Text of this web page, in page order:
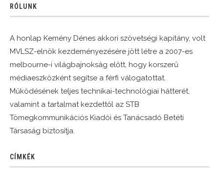
RÓLUNK
A honlap Kemény Dénes akkori szövetségi kapitány, volt
MVLSZ-elnök kezdeményezésére jött létre a 2007-es
melbourne-i világbajnokság előtt, hogy korszerű
médiaeszközként segítse a férfi válogatottat.
Működésének teljes technikai-technológiai hátterét,
valamint a tartalmat kezdettől az STB
Tömegkommunikációs Kiadói és Tanácsadó Betéti
Társaság biztosítja.
CÍMKÉK